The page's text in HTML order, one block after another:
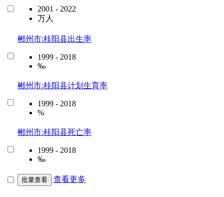
2001 - 2022
万人
郴州市:桂阳县出生率
1999 - 2018
‰
郴州市:桂阳县计划生育率
1999 - 2018
%
郴州市:桂阳县死亡率
1999 - 2018
‰
批量查看 查看更多